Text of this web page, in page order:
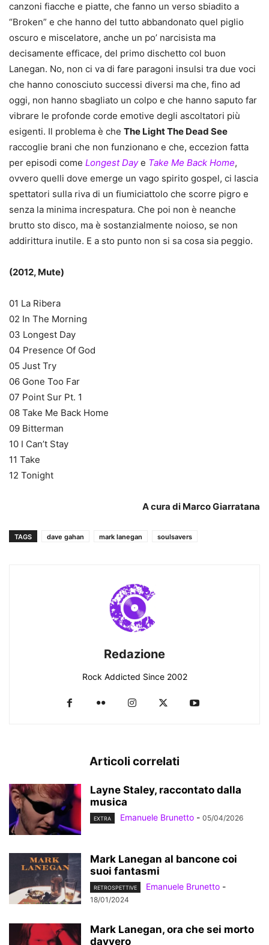
canzoni fiacche e piatte, che fanno un verso sbiadito a
“Broken” e che hanno del tutto abbandonato quel piglio
oscuro e miscelatore, anche un po’ narcisista ma
decisamente efficace, del primo dischetto col buon
Lanegan. No, non ci va di fare paragoni insulsi tra due voci
che hanno conosciuto successi diversi ma che, fino ad
oggi, non hanno sbagliato un colpo e che hanno saputo far
vibrare le profonde corde emotive degli ascoltatori più
esigenti. Il problema è che The Light The Dead See
raccoglie brani che non funzionano e che, eccezion fatta
per episodi come Longest Daye Take Me Back Home,
ovvero quelli dove emerge un vago spirito gospel, ci lascia
spettatori sulla riva di un fiumiciattolo che scorre pigro e
senza la minima increspatura. Che poi non è neanche
brutto sto disco, ma è sostanzialmente noioso, se non
addirittura inutile. E a sto punto non si sa cosa sia peggio.
(2012, Mute)
01 La Ribera
02 In The Morning
03 Longest Day
04 Presence Of God
05 Just Try
06 Gone Too Far
07 Point Sur Pt. 1
08 Take Me Back Home
09 Bitterman
10 I Can’t Stay
11 Take
12 Tonight
A cura di Marco Giarratana
TAGS dave gahan mark lanegan soulsavers
Redazione
Rock Addicted Since 2002
Articoli correlati
Layne Staley, raccontato dalla
musica
EXTRA Emanuele Brunetto - 05/04/2026
Mark Lanegan al bancone coi
suoi fantasmi
RETROSPETTIVE Emanuele Brunetto -
18/01/2024
Mark Lanegan, ora che sei morto
davvero